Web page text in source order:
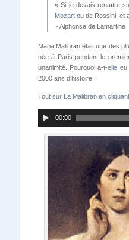
« Si je devais renaître
Mozart ou de Rossini, et
~ Alphonse de Lamartine
Maria Malibran était une des
née à Paris pendant le
unanimité. Pourquoi a-t-elle eu
2000 ans d’histoire.
Tout sur La Malibran en cliquant
00:00